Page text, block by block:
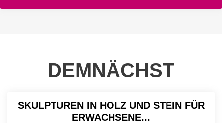
DEMNÄCHST
SKULPTUREN IN HOLZ UND STEIN FÜR
ERWACHSENE...